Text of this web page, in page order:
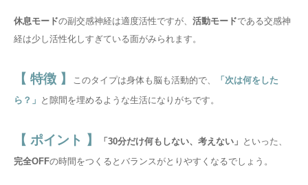
休息モードの副交感神経は適度活性ですが、 活動モードである交感神
経は少し活性化しすぎている面がみられます。
【 特徴 】 このタイプは身体も脳も活動的で、
「次は何をした
ら？」 と隙間を埋めるような生活になりがちです。
【 ポイント 】 「30分だけ何もしない、考えない」 といった、
完全OFFの時間をつくるとバランスがとりやすくなるでしょう。